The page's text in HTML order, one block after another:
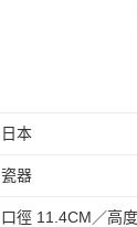
日本
瓷器
口徑 11.4CM／高